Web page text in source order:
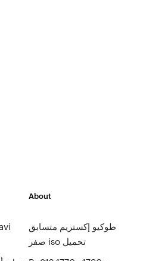
About
طوكيو إكستريم متسابق
صفر iso تحميل